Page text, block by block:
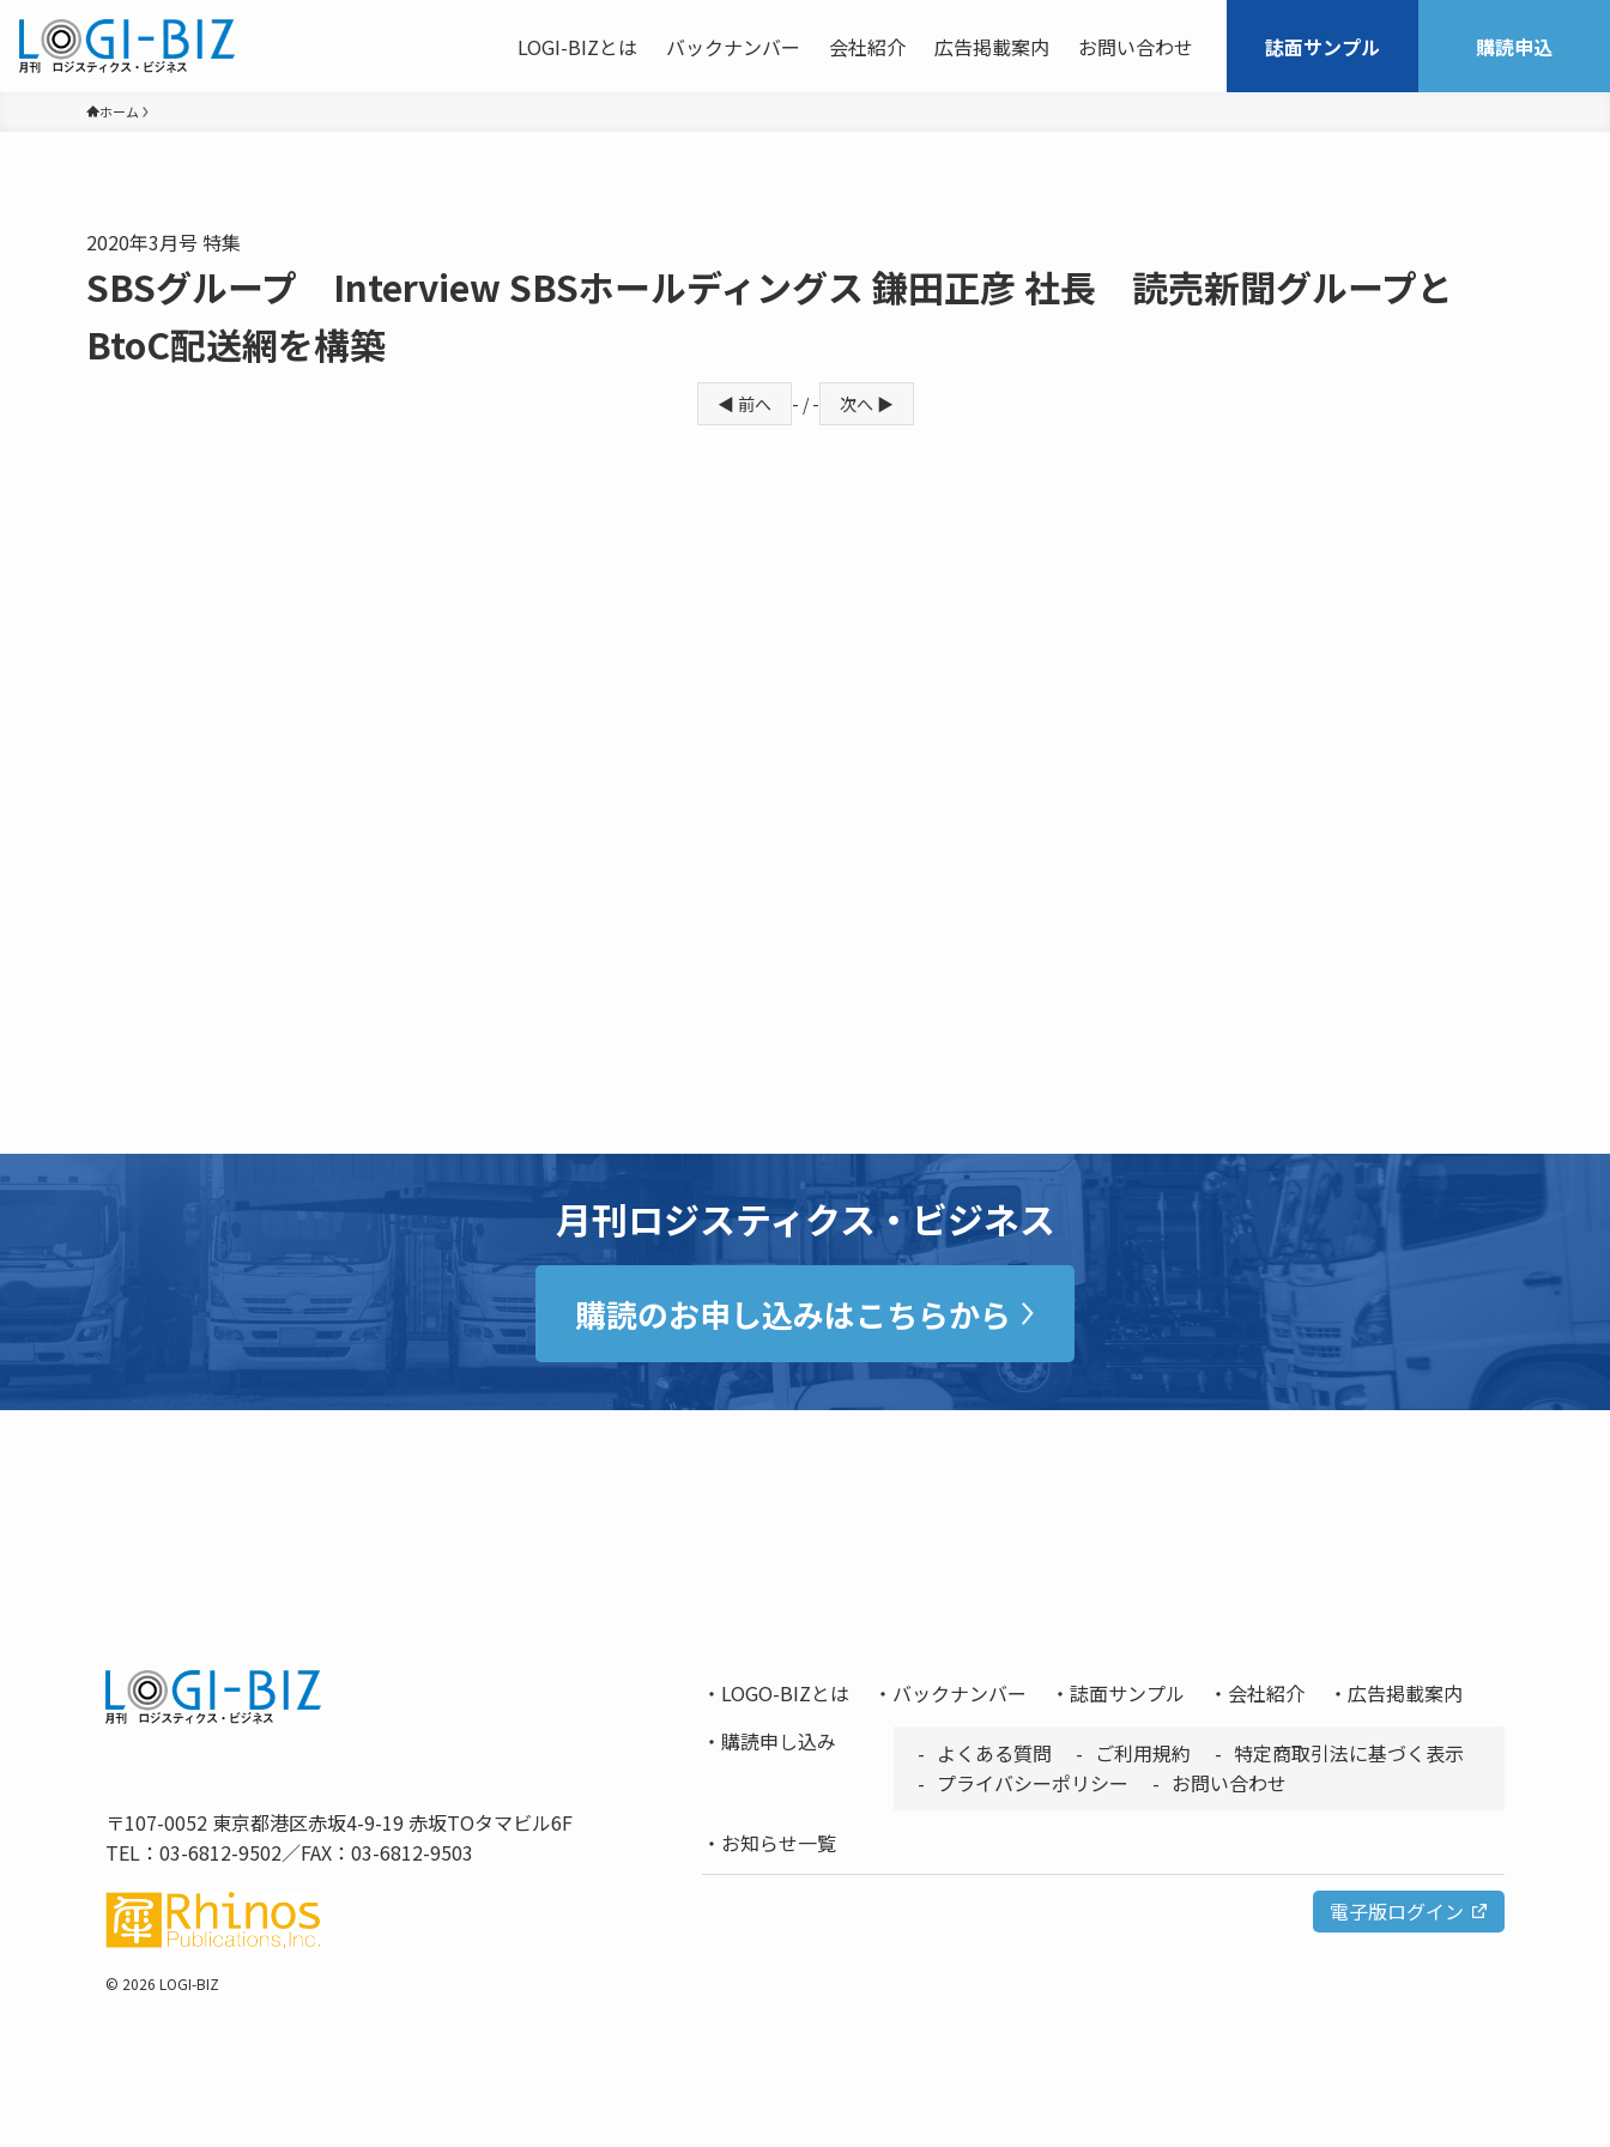
LOGI-BIZとは バックナンバー 会社紹介 広告掲載案内 お問い合わせ 誌面サンプル 購読申込
ホーム
2020年3月号 特集
SBSグループ Interview SBSホールディングス 鎌田正彦 社長 読売新聞グループと
BtoC配送網を構築
◀ 前へ - / - 次へ ▶
月刊ロジスティクス・ビジネス
購読のお申し込みはこちらから
〒107-0052 東京都港区赤坂4-9-19 赤坂TOタマビル6F
TEL：03-6812-9502／FAX：03-6812-9503
© 2026 LOGI-BIZ
LOGO-BIZとは バックナンバー 誌面サンプル 会社紹介
広告掲載案内
購読申し込み
よくある質問 ご利用規約
特定商取引法に基づく表示
プライバシーポリシー
お問い合わせ
お知らせ一覧
電子版ログイン